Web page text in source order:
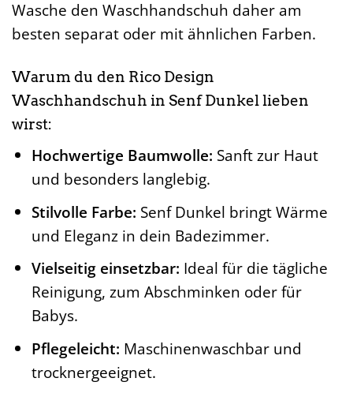
Wasche den Waschhandschuh daher am
besten separat oder mit ähnlichen Farben.
Warum du den Rico Design
Waschhandschuh in Senf Dunkel lieben
wirst:
Hochwertige Baumwolle: Sanft zur Haut
und besonders langlebig.
Stilvolle Farbe: Senf Dunkel bringt Wärme
und Eleganz in dein Badezimmer.
Vielseitig einsetzbar: Ideal für die tägliche
Reinigung, zum Abschminken oder für
Babys.
Pflegeleicht: Maschinenwaschbar und
trocknergeeignet.